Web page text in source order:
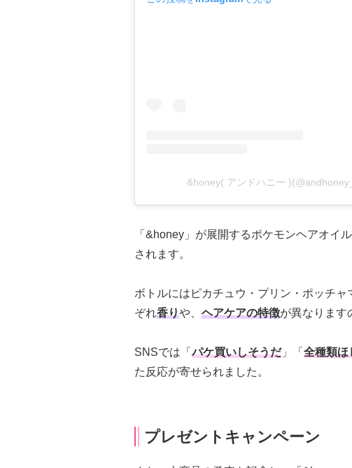
&honey( アンドハニー
「&honey」が展開するポケモンヘアオイル
されます。
ボトルにはピカチュウ・プリン・ポッチ
ぞれ香りや、 ヘアケアの特徴が異なります
SNSでは「パケ買いしそうだ」「 全種類ほ
た反応が寄せられました。
プレゼントキャンペーン